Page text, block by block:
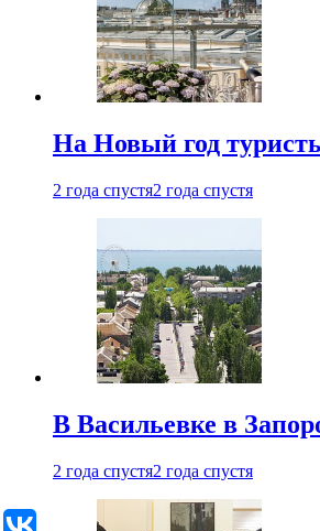
На Новый год
2 года спустя2 года спустя
В Васильевке в
2 года спустя2 года спустя